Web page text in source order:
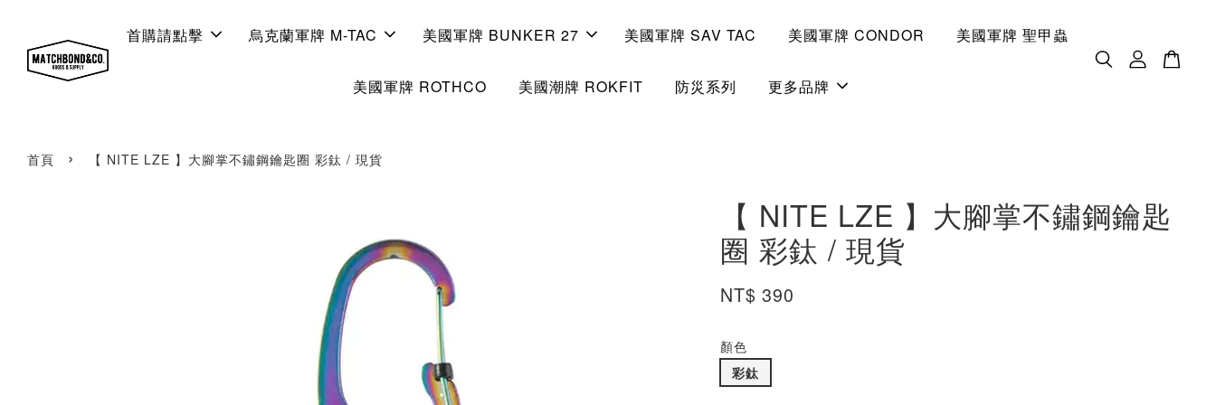
首購請點擊 烏克蘭軍牌 M-TAC 美國軍牌 BUNKER 27 美國軍牌 SAV TAC 美國軍牌 CONDOR 美國軍牌 聖甲蟲
美國軍牌 ROTHCO 美國潮牌 ROKFIT 防災系列 更多品牌
首頁 › 【 NITE LZE 】大腳掌不鏽鋼鑰匙圈 彩鈦 / 現貨
【 NITE LZE 】大腳掌不鏽鋼鑰匙
圈 彩鈦 / 現貨
NT$ 390
顏色
彩鈦